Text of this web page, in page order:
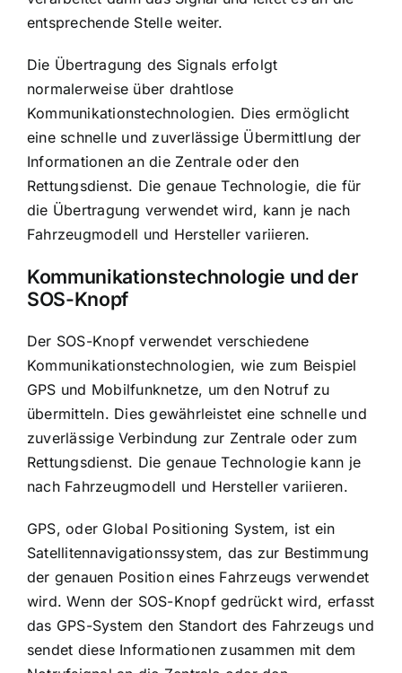
entsprechende Stelle weiter.
Die Übertragung des Signals erfolgt
normalerweise über drahtlose
Kommunikationstechnologien. Dies ermöglicht
eine schnelle und zuverlässige Übermittlung der
Informationen an die Zentrale oder den
Rettungsdienst. Die genaue Technologie, die für
die Übertragung verwendet wird, kann je nach
Fahrzeugmodell und Hersteller variieren.
Kommunikationstechnologie und der
SOS-Knopf
Der SOS-Knopf verwendet verschiedene
Kommunikationstechnologien, wie zum Beispiel
GPS und Mobilfunknetze, um den Notruf zu
übermitteln. Dies gewährleistet eine schnelle und
zuverlässige Verbindung zur Zentrale oder zum
Rettungsdienst. Die genaue Technologie kann je
nach Fahrzeugmodell und Hersteller variieren.
GPS, oder Global Positioning System, ist ein
Satellitennavigationssystem, das zur Bestimmung
der genauen Position eines Fahrzeugs verwendet
wird. Wenn der SOS-Knopf gedrückt wird, erfasst
das GPS-System den Standort des Fahrzeugs und
sendet diese Informationen zusammen mit dem